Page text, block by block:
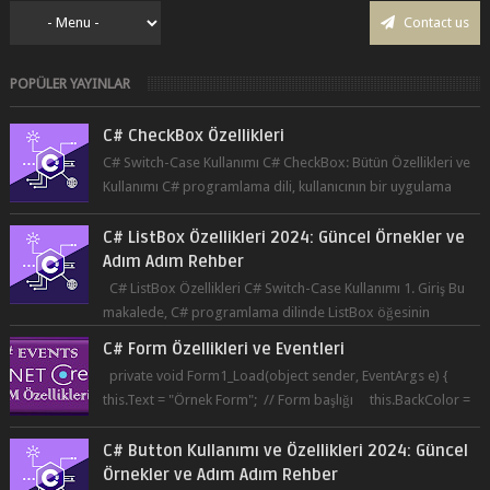
Contact us
POPÜLER YAYINLAR
C# CheckBox Özellikleri
C# Switch-Case Kullanımı C# CheckBox: Bütün Özellikleri ve
Kullanımı C# programlama dili, kullanıcının bir uygulama
üzerinde seçim yapma...
C# ListBox Özellikleri 2024: Güncel Örnekler ve
Adım Adım Rehber
C# ListBox Özellikleri C# Switch-Case Kullanımı 1. Giriş Bu
makalede, C# programlama dilinde ListBox öğesinin
C# Form Özellikleri ve Eventleri
private void Form1_Load(object sender, EventArgs e) {
this.Text = "Örnek Form"; // Form başlığı this.BackColor =
Co...
C# Button Kullanımı ve Özellikleri 2024: Güncel
Örnekler ve Adım Adım Rehber